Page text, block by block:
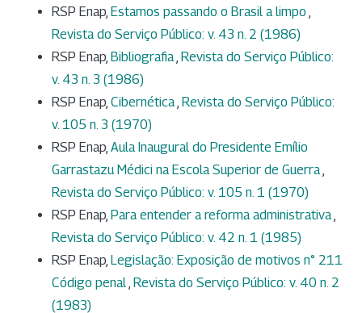
RSP Enap, Estamos passando o Brasil a limpo ,
Revista do Serviço Público: v. 43 n. 2 (1986)
RSP Enap, Bibliografia, Revista do Serviço Público:
v. 43 n. 3 (1986)
RSP Enap, Cibernética, Revista do Serviço Público:
v. 105 n. 3 (1970)
RSP Enap, Aula Inaugural do Presidente Emílio
Garrastazu Médici na Escola Superior de Guerra,
Revista do Serviço Público: v. 105 n. 1 (1970)
RSP Enap, Para entender a reforma administrativa,
Revista do Serviço Público: v. 42 n. 1 (1985)
RSP Enap, Legislação: Exposição de motivos n° 211
Código penal, Revista do Serviço Público: v. 40 n. 2
(1983)